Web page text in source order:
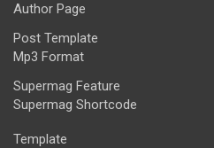
Author Page
Post Template
Mp3 Format
Supermag Feature
Supermag Shortcode
Template